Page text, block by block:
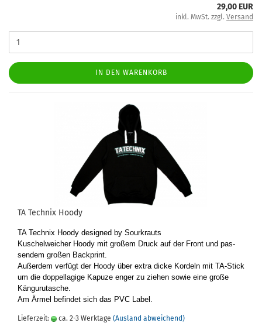
29,00 EUR
inkl. MwSt. zzgl. Versand
IN DEN WARENKORB
TA Tech­nix Hoody
TA Tech­nix Hoody de­si­gned by Sourkrauts
Ku­schel­wei­cher Hoody mit gro­ßem Druck auf der Front und pas­
sen­dem gro­ßen Back­print.
Au­ßer­dem ver­fügt der Hoody über extra dicke Kor­deln mit TA-​Stick
um die dop­pel­la­gi­ge Ka­pu­ze enger zu zie­hen sowie eine große
Kän­gu­ru­tasche.
Am Ärmel be­fin­det sich das PVC Label.
Lieferzeit: ca. 2-3 Werktage (Ausland abweichend)